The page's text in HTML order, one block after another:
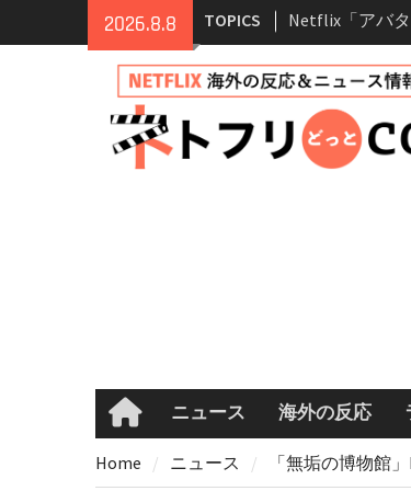
2026.8.8 TOPICS
登場人物・あ
Netflix映画「ボ
て」キャスト
まとめ｜ゾー
マコメ
Homeニュース 海外の反応
Home ニュース 「無垢の博物館